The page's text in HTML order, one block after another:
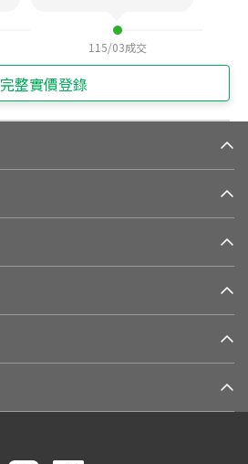
115/03成交
完整實價登錄